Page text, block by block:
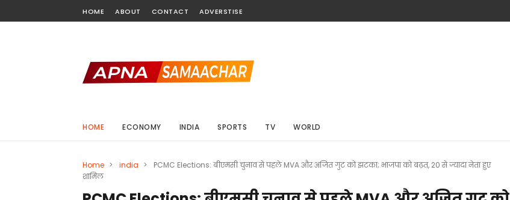
HOME ABOUT CONTACT ADVERSTISE
HOME ECONOMY INDIA SPORTS TV WORLD
Home > india >
PCMC Elections: बीएमसी चुनाव से पहले MVA और अजित गुट को झटका; भाजपा को बढ़त, 20 से ज्यादा नेता हुए
शामिल